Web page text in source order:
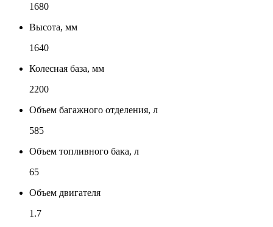
1680
Высота, мм
1640
Колесная база, мм
2200
Объем багажного отделения, л
585
Объем топливного бака, л
65
Объем двигателя
1.7